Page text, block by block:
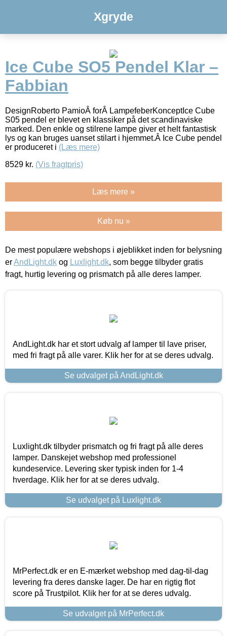
Xgryde
Ice Cube SO5 Pendel Klar –
Fabbian
DesignRoberto PamioÂ forÂ LampefeberKonceptIce Cube
S05 pendel er blevet en klassiker på det scandinaviske
marked. Den enkle og stilrene lampe giver et helt fantastisk
lys og kan bruges uanset stilart i hjemmet.Â Ice Cube pendel
er produceret i (Læs mere)
8529 kr. (Vis fragtpris)
Læs mere »
Køb nu »
De mest populære webshops i øjeblikket inden for belysning
erAndLight.dk og Luxlight.dk, som begge tilbyder gratis
fragt, hurtig levering og prismatch på alle deres lamper.
AndLight.dk har et stort udvalg af lamper til lave priser,
med fri fragt på alle varer. Klik her for at se deres udvalg.
Se udvalget på AndLight.dk
Luxlight.dk tilbyder prismatch og fri fragt på alle deres
lamper. Danskejet webshop med professionel
kundeservice. Levering sker typisk inden for 1-4
hverdage. Klik her for at se deres udvalg.
Se udvalget på Luxlight.dk
MrPerfect.dk er en E-mærket webshop med dag-til-dag
levering fra deres danske lager. De har en rigtig flot
score på Trustpilot. Klik her for at se deres udvalg.
Se udvalget på MrPerfect.dk